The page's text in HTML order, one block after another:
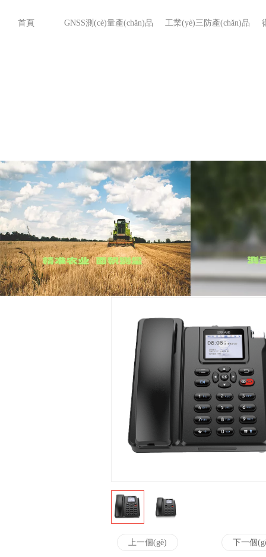
首頁 GNSS測(cè)量產(chǎn)品 工業(yè)三防產(chǎn)品
上一個(gè) 下一個